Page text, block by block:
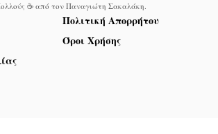
☕ από τον Παναγιώτη Σακαλάκη.
Πολιτική Απορρήτου
Όροι Χρήσης